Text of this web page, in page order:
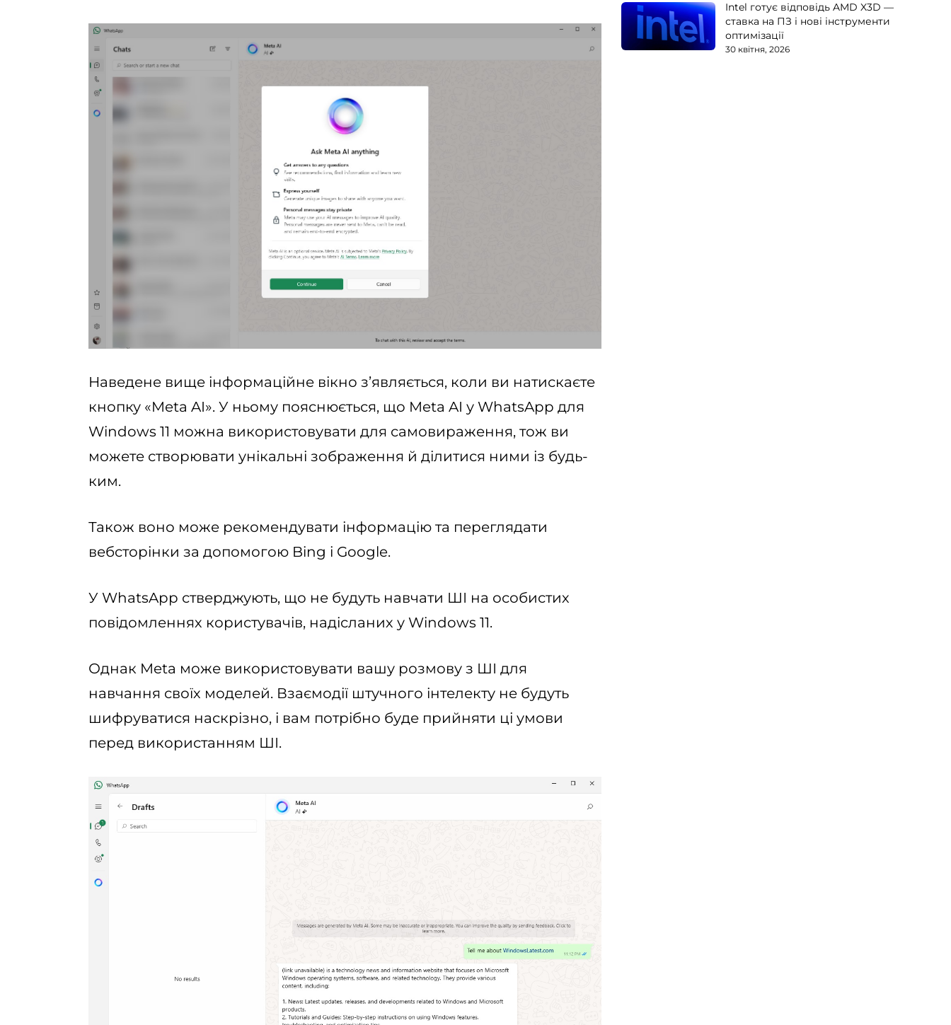
Наведене вище інформаційне вікно з’являється, коли ви натискаєте
кнопку «Meta AI». У ньому пояснюється, що Meta AI у WhatsApp для
Windows 11 можна використовувати для самовираження, тож ви
можете створювати унікальні зображення й ділитися ними із будь-
ким.
Також воно може рекомендувати інформацію та переглядати
вебсторінки за допомогою Bing і Google.
У WhatsApp стверджують, що не будуть навчати ШІ на особистих
повідомленнях користувачів, надісланих у Windows 11.
Однак Meta може використовувати вашу розмову з ШІ для
навчання своїх моделей. Взаємодії штучного інтелекту не будуть
шифруватися наскрізно, і вам потрібно буде прийняти ці умови
перед використанням ШІ.
Intel готує відповідь AMD X3D —
ставка на ПЗ і нові інструменти
оптимізації
30 квітня, 2026